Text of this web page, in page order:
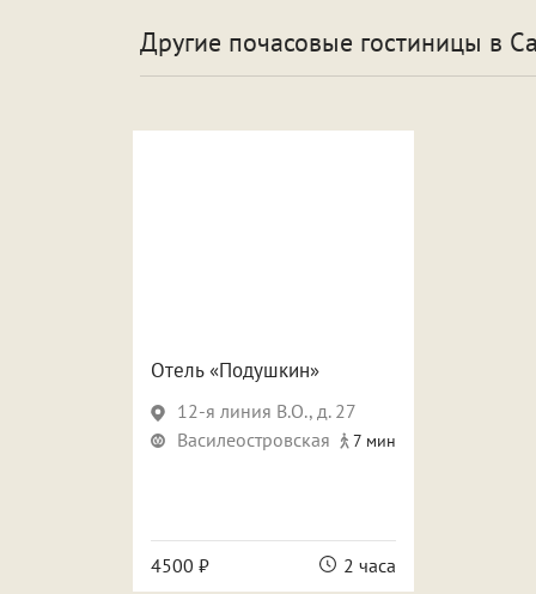
Другие почасовые гостиницы в
Отель «Подушкин»
12-я линия В.О., д. 27
Василеостровская
7 мин
4500 ₽ 2 часа